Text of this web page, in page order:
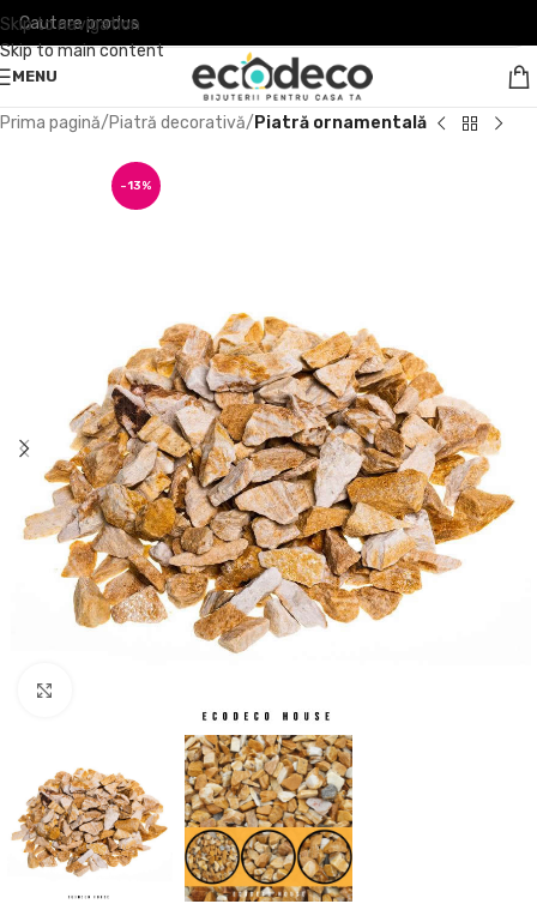
Skip to navigation
Skip to main content
MENU
Prima pagină Piatră decorativă Piatră ornamentală
-13%